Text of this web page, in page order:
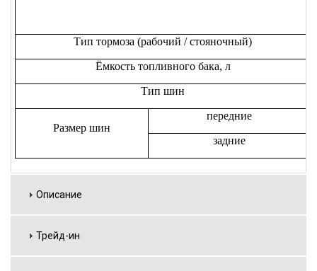
Тип тормоза (рабочий / стояночный)
Ёмкость топливного бака, л
Тип шин
Размер шин
передние
задние
Описание
Трейд-ин